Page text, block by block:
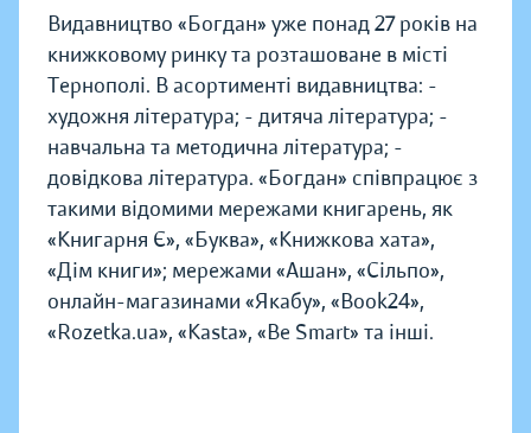
Видавництво «Богдан» уже понад 27 років на
книжковому ринку та розташоване в місті
Тернополі. В асортименті видавництва: -
художня література; - дитяча література; -
навчальна та методична література; -
довідкова література. «Богдан» співпрацює з
такими відомими мережами книгарень, як
«Книгарня Є», «Буква», «Книжкова хата»,
«Дім книги»; мережами «Ашан», «Сільпо»,
онлайн-магазинами «Якабу», «Book24»,
«Rozetka.ua», «Kasta», «Be Smart» та інші.